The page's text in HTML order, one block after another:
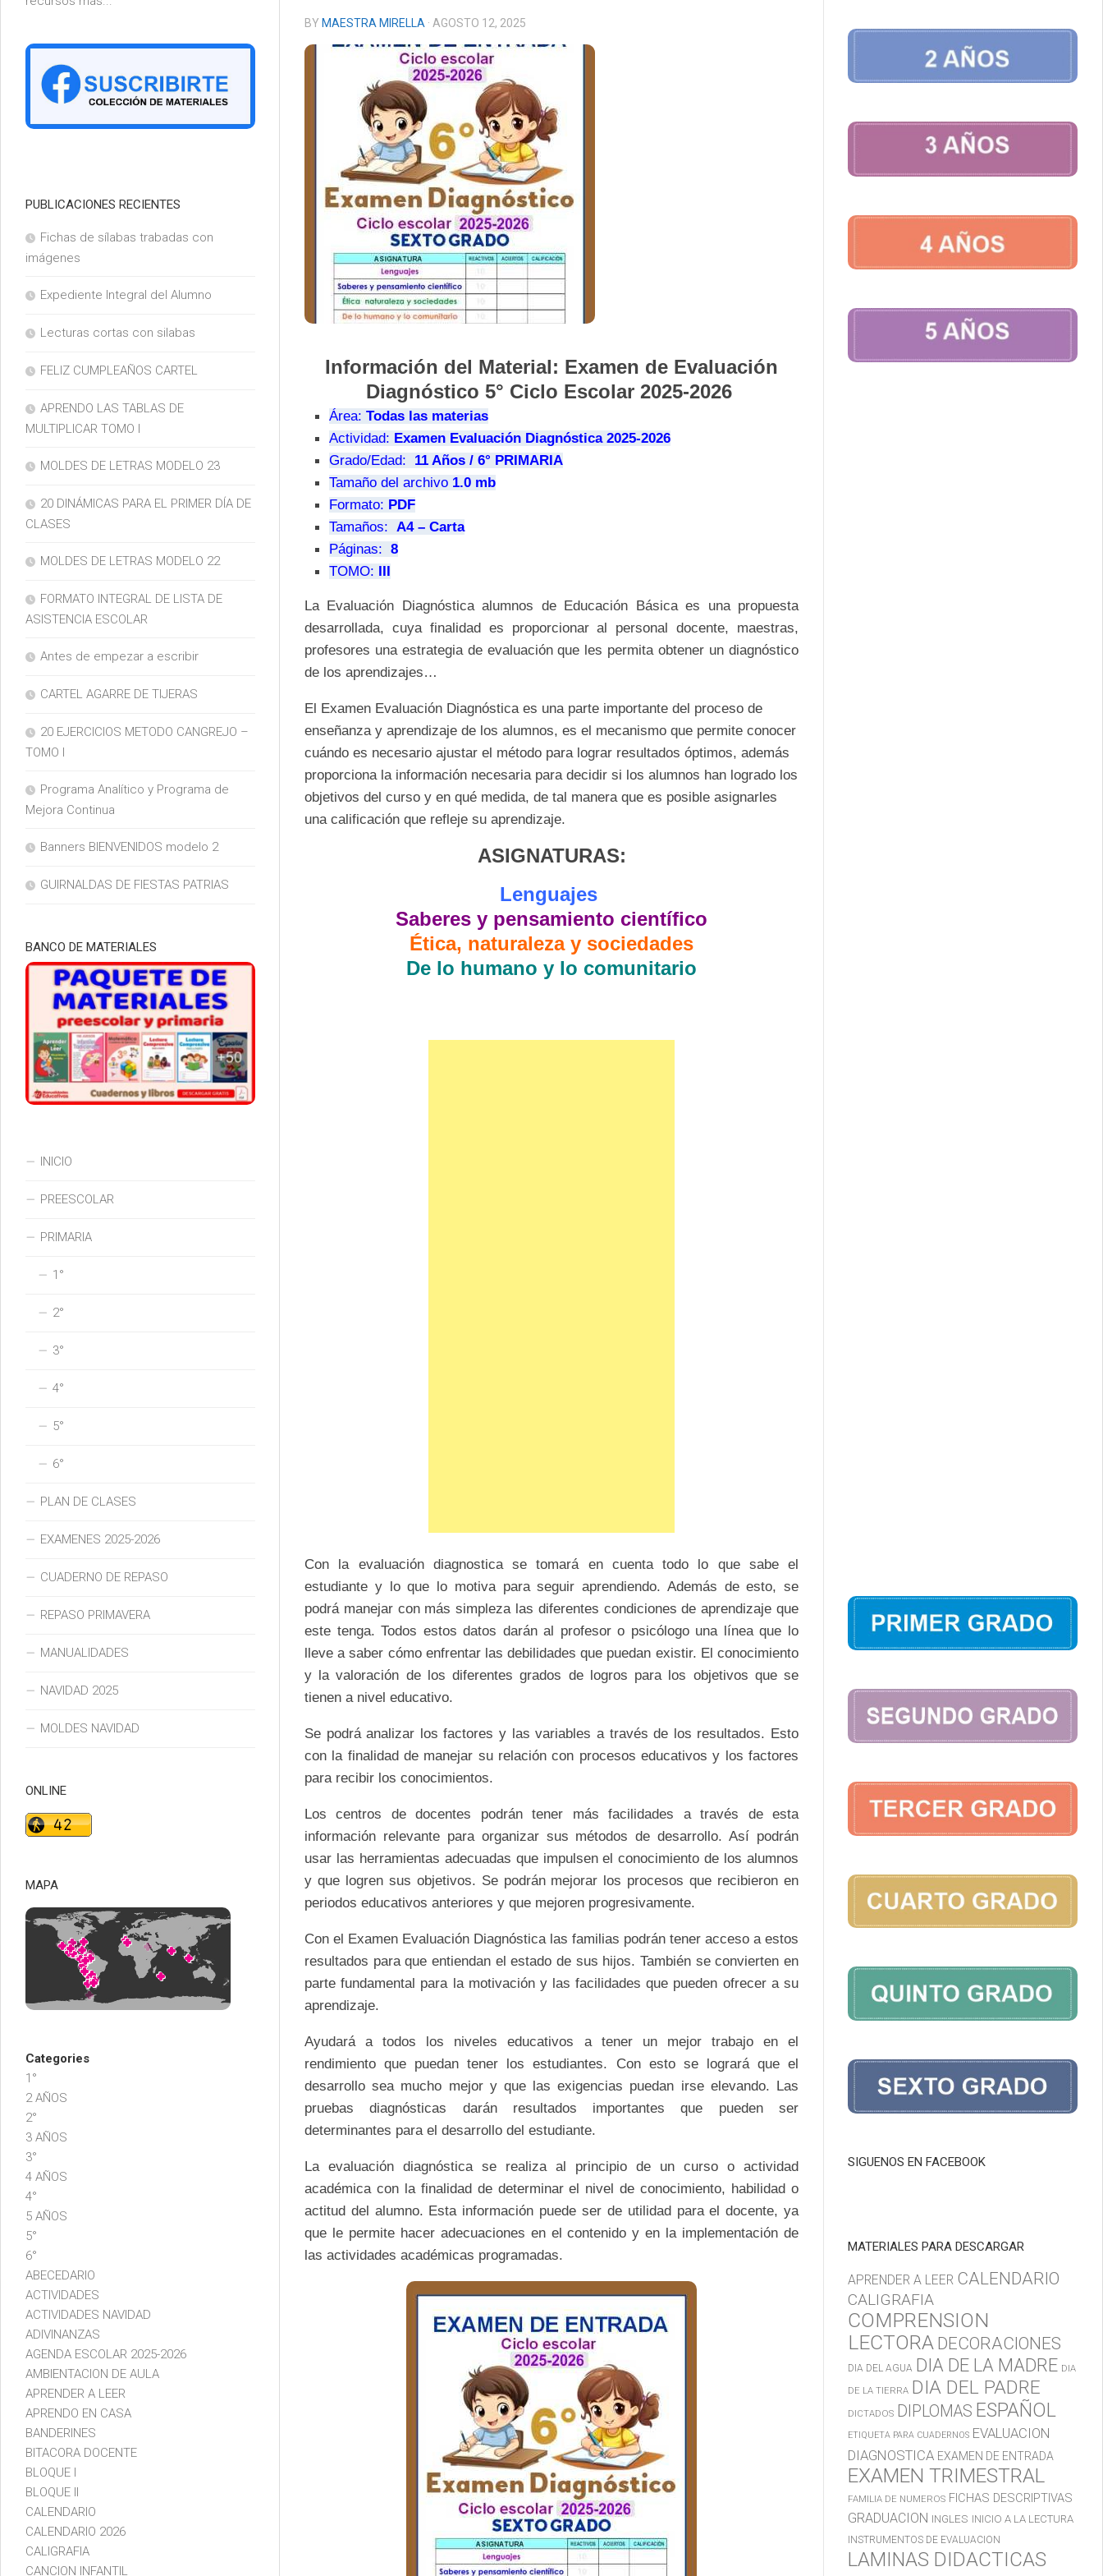
BY MAESTRA MIRELLA · AGOSTO 12, 2025
Información del Material: Examen de Evaluación
Diagnóstico 5° Ciclo Escolar 2025-2026
Área: Todas las materias
Actividad: Examen Evaluación Diagnóstica 2025-2026
Grado/Edad: 11 Años / 6° PRIMARIA
Tamaño del archivo 1.0 mb
Formato: PDF
Tamaños: A4 – Carta
Páginas: 8
TOMO: III
La Evaluación Diagnóstica alumnos de Educación Básica es una propuesta
desarrollada, cuya finalidad es proporcionar al personal docente, maestras,
profesores una estrategia de evaluación que les permita obtener un diagnóstico
de los aprendizajes…
El Examen Evaluación Diagnóstica es una parte importante del proceso de
enseñanza y aprendizaje de los alumnos, es el mecanismo que permite conocer
cuándo es necesario ajustar el método para lograr resultados óptimos, además
proporciona la información necesaria para decidir si los alumnos han logrado los
objetivos del curso y en qué medida, de tal manera que es posible asignarles
una calificación que refleje su aprendizaje.
ASIGNATURAS:
Lenguajes
Saberes y pensamiento científico
Ética, naturaleza y sociedades
De lo humano y lo comunitario
Con la evaluación diagnostica se tomará en cuenta todo lo que sabe el
estudiante y lo que lo motiva para seguir aprendiendo. Además de esto, se
podrá manejar con más simpleza las diferentes condiciones de aprendizaje que
este tenga. Todos estos datos darán al profesor o psicólogo una línea que lo
lleve a saber cómo enfrentar las debilidades que puedan existir. El conocimiento
y la valoración de los diferentes grados de logros para los objetivos que se
tienen a nivel educativo.
Se podrá analizar los factores y las variables a través de los resultados. Esto
con la finalidad de manejar su relación con procesos educativos y los factores
para recibir los conocimientos.
Los centros de docentes podrán tener más facilidades a través de esta
información relevante para organizar sus métodos de desarrollo. Así podrán
usar las herramientas adecuadas que impulsen el conocimiento de los alumnos
y que logren sus objetivos. Se podrán mejorar los procesos que recibieron en
periodos educativos anteriores y que mejoren progresivamente.
Con el Examen Evaluación Diagnóstica las familias podrán tener acceso a estos
resultados para que entiendan el estado de sus hijos. También se convierten en
parte fundamental para la motivación y las facilidades que pueden ofrecer a su
aprendizaje.
Ayudará a todos los niveles educativos a tener un mejor trabajo en el
rendimiento que puedan tener los estudiantes. Con esto se logrará que el
desarrollo sea mucho mejor y que las exigencias puedan irse elevando. Las
pruebas diagnósticas darán resultados importantes que pueden ser
determinantes para el desarrollo del estudiante.
La evaluación diagnóstica se realiza al principio de un curso o actividad
académica con la finalidad de determinar el nivel de conocimiento, habilidad o
actitud del alumno. Esta información puede ser de utilidad para el docente, ya
que le permite hacer adecuaciones en el contenido y en la implementación de
las actividades académicas programadas.
PUBLICACIONES RECIENTES
Fichas de sílabas trabadas con
imágenes
Expediente Integral del Alumno
Lecturas cortas con silabas
FELIZ CUMPLEAÑOS CARTEL
APRENDO LAS TABLAS DE
MULTIPLICAR TOMO I
MOLDES DE LETRAS MODELO 23
20 DINÁMICAS PARA EL PRIMER DÍA DE
CLASES
MOLDES DE LETRAS MODELO 22
FORMATO INTEGRAL DE LISTA DE
ASISTENCIA ESCOLAR
Antes de empezar a escribir
CARTEL AGARRE DE TIJERAS
20 EJERCICIOS METODO CANGREJO –
TOMO I
Programa Analítico y Programa de
Mejora Continua
Banners BIENVENIDOS modelo 2
GUIRNALDAS DE FIESTAS PATRIAS
BANCO DE MATERIALES
INICIO
PREESCOLAR
PRIMARIA
1°
2°
3°
4°
5°
6°
PLAN DE CLASES
EXAMENES 2025-2026
CUADERNO DE REPASO
REPASO PRIMAVERA
MANUALIDADES
NAVIDAD 2025
MOLDES NAVIDAD
ONLINE
MAPA
Categories
1°
2 AÑOS
2°
3 AÑOS
3°
4 AÑOS
4°
5 AÑOS
5°
6°
ABECEDARIO
ACTIVIDADES
ACTIVIDADES NAVIDAD
ADIVINANZAS
AGENDA ESCOLAR 2025-2026
AMBIENTACION DE AULA
APRENDER A LEER
APRENDO EN CASA
BANDERINES
BITACORA DOCENTE
BLOQUE I
BLOQUE II
CALENDARIO
CALENDARIO 2026
CALIGRAFIA
CANCION INFANTIL
SIGUENOS EN FACEBOOK
MATERIALES PARA DESCARGAR
APRENDER A LEER CALENDARIO
CALIGRAFIA
COMPRENSION
LECTORA DECORACIONES
DIA DEL AGUA DIA DE LA MADRE DIA
DE LA TIERRA DIA DEL PADRE
DICTADOS DIPLOMAS ESPAÑOL
ETIQUETA PARA CUADERNOS EVALUACION
DIAGNOSTICA EXAMEN DE ENTRADA
EXAMEN TRIMESTRAL
FAMILIA DE NUMEROS FICHAS DESCRIPTIVAS
GRADUACION INGLES INICIO A LA LECTURA
INSTRUMENTOS DE EVALUACION
LAMINAS DIDACTICAS